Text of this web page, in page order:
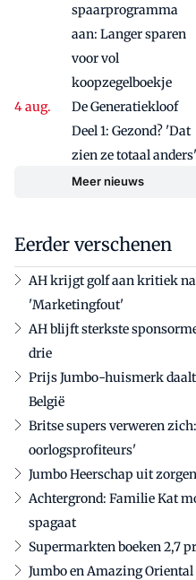
spaarprogramma
aan: Langer sparen
voor vol
koopzegelboekje
De Generatiekloof
Deel 1: Gezond? 'Dat
zien ze totaal anders'
Meer nieuws
Eerder verschenen
AH krijgt golf aan kritiek
'Marketingfout'
AH blijft sterkste
drie
Prijs Jumbo-huismerk
België
Britse supers verweren
oorlogsprofiteurs'
Jumbo Heerschap uit
Achtergrond: Familie Kat
spagaat
Supermarkten boeken 2,7
Jumbo en Amazing